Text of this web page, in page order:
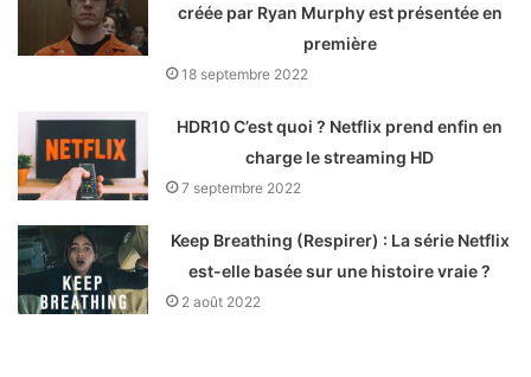
créée par Ryan Murphy est présentée en
première
18 septembre 2022
HDR10 C’est quoi ? Netflix prend enfin en
charge le streaming HD
7 septembre 2022
Keep Breathing (Respirer) : La série Netflix
est-elle basée sur une histoire vraie ?
2 août 2022